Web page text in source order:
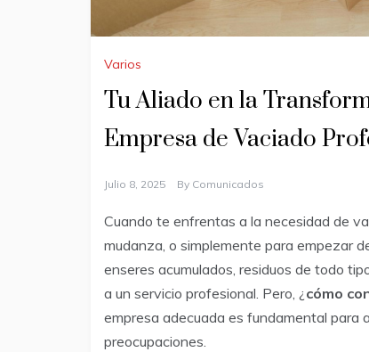
Varios
Tu Aliado en la
Empresa de Vaciado
Julio 8, 2025 By Comunicados
Cuando te enfrentas a la necesidad de
mudanza, o simplemente para empezar
enseres acumulados, residuos de todo
a un servicio profesional. Pero, ¿ cómo
empresa adecuada es fundamental para
preocupaciones.